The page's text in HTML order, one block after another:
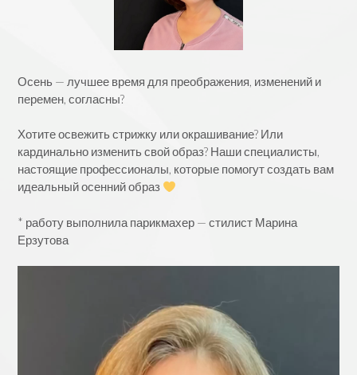
Осень — лучшее время для преображения, изменений и
перемен, согласны?
Хотите освежить стрижку или окрашивание? Или
кардинально изменить свой образ? Наши специалисты,
настоящие профессионалы, которые помогут создать вам
идеальный осенний образ
* работу выполнила парикмахер — стилист Марина
Ерзутова